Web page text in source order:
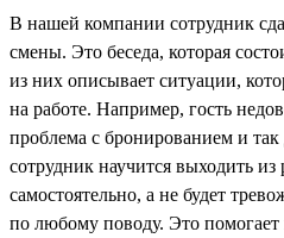
В нашей компании сотрудник
смены. Это беседа, которая
из них описывает ситуации,
на работе. Например, гость
проблема с бронированием и
сотрудник научится выходить
самостоятельно, а не будет
по любому поводу. Это помогает